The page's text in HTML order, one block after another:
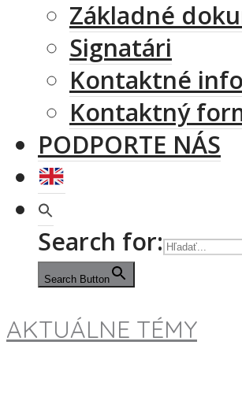
Základné
Signatári
Kontaktné
Kontaktný
PODPORTE NÁS
Search for:
Search Button
AKTUÁLNE TÉMY